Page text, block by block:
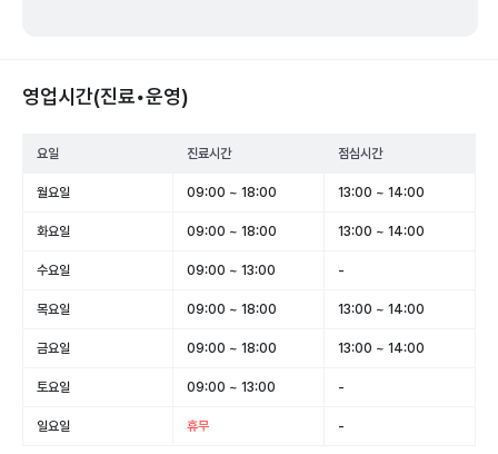
영업시간(진료•운영)
요일 진료시간 점심시간
월요일 09:00 ~ 18:00 13:00 ~ 14:00
화요일 09:00 ~ 18:00 13:00 ~ 14:00
수요일 09:00 ~ 13:00 -
목요일 09:00 ~ 18:00 13:00 ~ 14:00
금요일 09:00 ~ 18:00 13:00 ~ 14:00
토요일 09:00 ~ 13:00 -
일요일 휴무 -